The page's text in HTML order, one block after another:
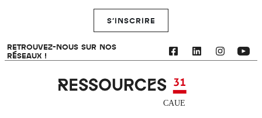
S'INSCRIRE
RETROUVEZ-NOUS SUR NOS
RÉSEAUX !
Ressources 31